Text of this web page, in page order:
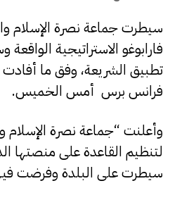
سيطرت جماعة نصرة الإسلام
فارابوغو الاستراتيجية
تطبيق الشريعة، وفق ما
فرانس برس أمس الخميس.
وأعلنت “جماعة نصرة الإسلام
لتنظيم القاعدة على منصتها
سيطرت على البلدة وفرضت